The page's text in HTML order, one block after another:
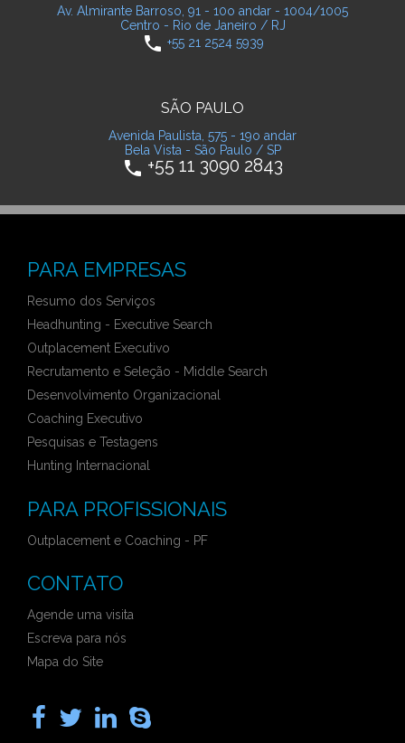
Av. Almirante Barroso, 91 - 10o andar - 1004/1005
Centro - Rio de Janeiro / RJ
phone +55 21 2524 5939
SÃO PAULO
Avenida Paulista, 575 - 19o andar
Bela Vista - São Paulo / SP
phone +55 11 3090 2843
PARA EMPRESAS
Resumo dos Serviços
Headhunting - Executive Search
Outplacement Executivo
Recrutamento e Seleção - Middle Search
Desenvolvimento Organizacional
Coaching Executivo
Pesquisas e Testagens
Hunting Internacional
PARA PROFISSIONAIS
Outplacement e Coaching - PF
CONTATO
Agende uma visita
Escreva para nós
Mapa do Site